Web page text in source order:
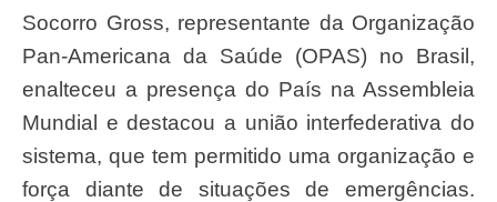
Socorro Gross, representante da Organização
Pan-Americana da Saúde (OPAS) no Brasil,
enalteceu a presença do País na Assembleia
Mundial e destacou a união interfederativa do
sistema, que tem permitido uma organização e
força diante de situações de emergências.